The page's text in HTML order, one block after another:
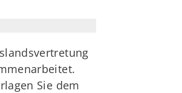
Sie dem